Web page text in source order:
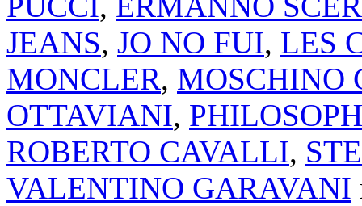
JEANS, JO NO FUI, LES
MONCLER, MOSCHINO
OTTAVIANI,
ROBERTO CAVALLI,
VALENTINO GARAVANI